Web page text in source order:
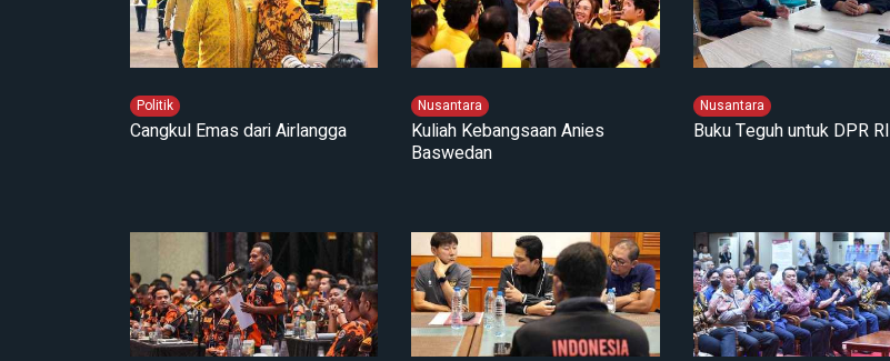
Politik
Cangkul Emas dari Airlangga
Nusantara
Kuliah Kebangsaan Anies
Baswedan
Nusantara
Buku Teguh untuk DPR RI